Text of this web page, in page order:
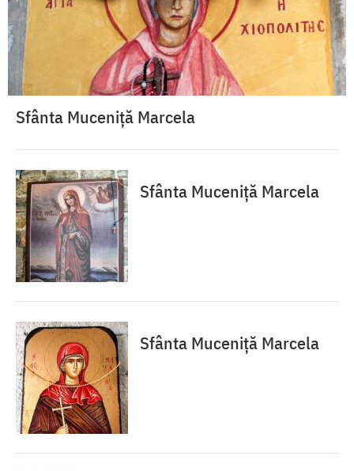
Sfânta Muceniță Marcela
Sfânta Muceniță Marcela
Sfânta Muceniță Marcela